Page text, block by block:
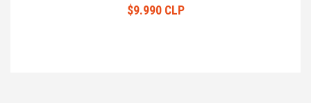
$9.990 CLP